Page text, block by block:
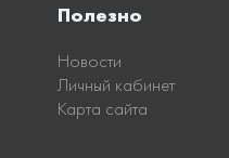
Полезно
Новости
Личный кабинет
Карта сайта